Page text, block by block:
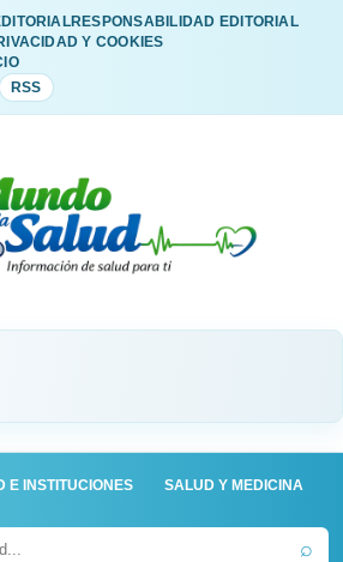
RESPONSABILIDAD EDITORIAL
Y COOKIES
RSS
E INSTITUCIONES SALUD Y MEDICINA
⌕